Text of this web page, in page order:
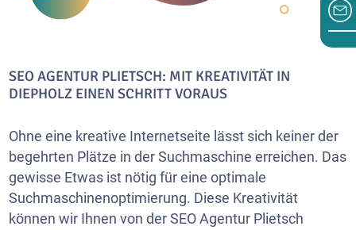
SEO AGENTUR PLIETSCH: MIT KREATIVITÄT IN
DIEPHOLZ EINEN SCHRITT VORAUS
Ohne eine kreative Internetseite lässt sich keiner der
begehrten Plätze in der Suchmaschine erreichen. Das
gewisse Etwas ist nötig für eine optimale
Suchmaschinenoptimierung. Diese Kreativität
können wir Ihnen von der SEO Agentur Plietsch